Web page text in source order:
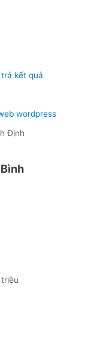
kết quả
wordpress
Định